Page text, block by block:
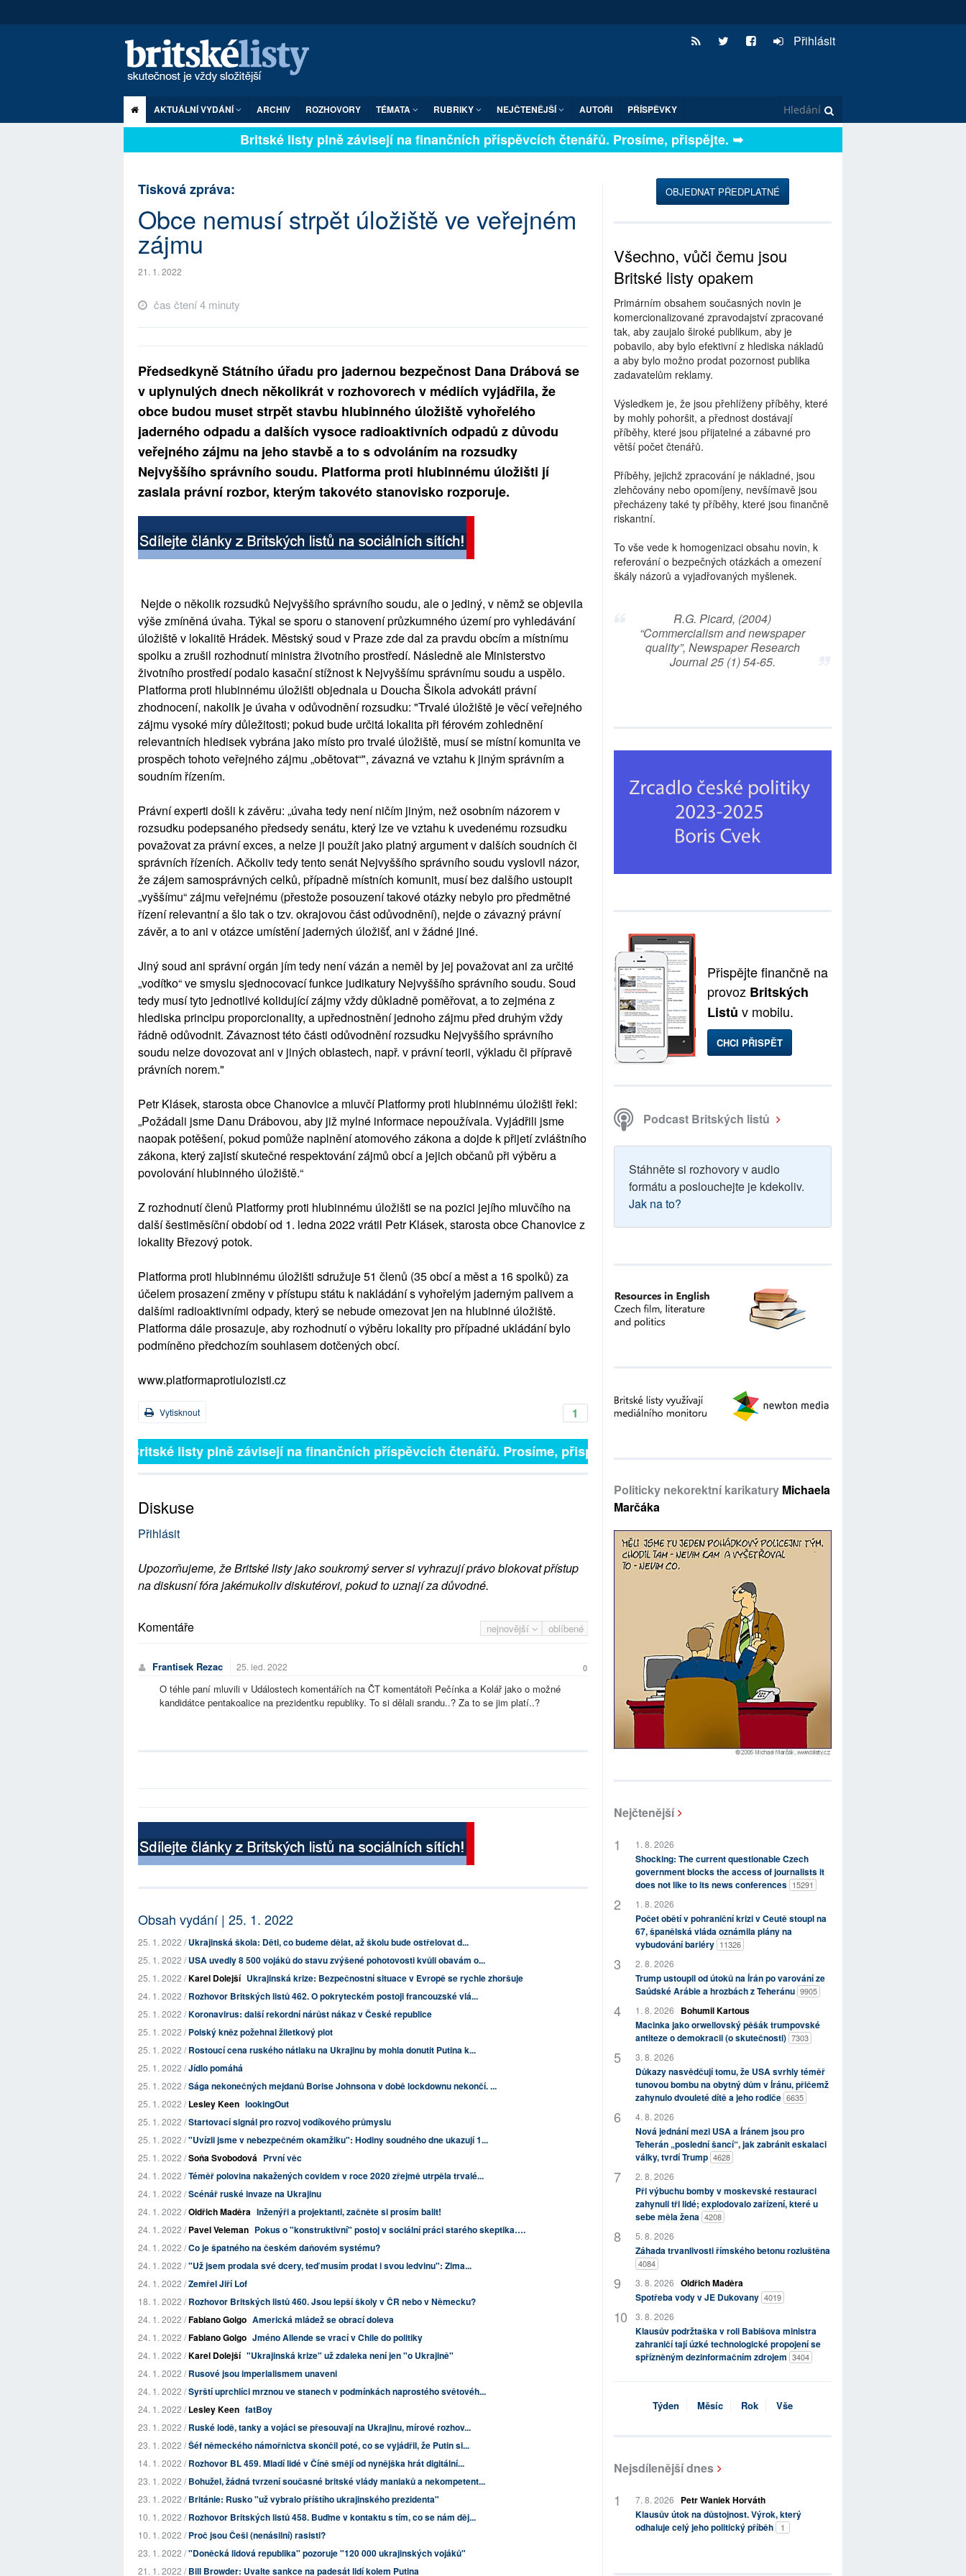
Přihlásit
AKTUÁLNÍ VYDÁNÍ ARCHIV ROZHOVORY TÉMATA RUBRIKY NEJČTENĚJŠÍ AUTOŘI PŘÍSPĚVKY
Britské listy plně závisejí na finančních příspěvcích čtenářů. Prosíme, přispějte. ➥
Tisková zpráva:
Obce nemusí strpět úložiště ve veřejném
zájmu
21. 1. 2022
čas čtení 4 minuty
Předsedkyně Státního úřadu pro jadernou bezpečnost Dana Drábová se
v uplynulých dnech několikrát v rozhovorech v médiích vyjádřila, že
obce budou muset strpět stavbu hlubinného úložiště vyhořelého
jaderného odpadu a dalších vysoce radioaktivních odpadů z důvodu
veřejného zájmu na jeho stavbě a to s odvoláním na rozsudky
Nejvyššího správního soudu. Platforma proti hlubinnému úložišti jí
zaslala právní rozbor, kterým takovéto stanovisko rozporuje.
Nejde o několik rozsudků Nejvyššího správního soudu, ale o jediný, v němž se objevila
výše zmíněná úvaha. Týkal se sporu o stanovení průzkumného území pro vyhledávání
úložiště v lokalitě Hrádek. Městský soud v Praze zde dal za pravdu obcím a místnímu
spolku a zrušil rozhodnutí ministra životního prostředí. Následně ale Ministerstvo
životního prostředí podalo kasační stížnost k Nejvyššímu správnímu soudu a uspělo.
Platforma proti hlubinnému úložišti objednala u Doucha Šikola advokáti právní
zhodnocení, nakolik je úvaha v odůvodnění rozsudku: "Trvalé úložiště je věcí veřejného
zájmu vysoké míry důležitosti; pokud bude určitá lokalita při férovém zohlednění
relevantních hledisek vybrána jako místo pro trvalé úložiště, musí se místní komunita ve
prospěch tohoto veřejného zájmu „obětovat“", závazná ve vztahu k jiným správním a
soudním řízením.
Právní experti došli k závěru: „úvaha tedy není ničím jiným, než osobním názorem v
rozsudku podepsaného předsedy senátu, který lze ve vztahu k uvedenému rozsudku
považovat za právní exces, a nelze ji použít jako platný argument v dalších soudních či
správních řízeních. Ačkoliv tedy tento senát Nejvyššího správního soudu vyslovil názor,
že zájem samosprávných celků, případně místních komunit, musí bez dalšího ustoupit
„vyššímu“ zájmu veřejnému (přestože posouzení takové otázky nebylo pro předmětné
řízení relevantní a šlo tak o tzv. okrajovou část odůvodnění), nejde o závazný právní
závěr, a to ani v otázce umístění jaderných úložišť, ani v žádné jiné.
Jiný soud ani správní orgán jím tedy není vázán a neměl by jej považovat ani za určité
„vodítko“ ve smyslu sjednocovací funkce judikatury Nejvyššího správního soudu. Soud
tedy musí tyto jednotlivé kolidující zájmy vždy důkladně poměřovat, a to zejména z
hlediska principu proporcionality, a upřednostnění jednoho zájmu před druhým vždy
řádně odůvodnit. Závaznost této části odůvodnění rozsudku Nejvyššího správního
soudu nelze dovozovat ani v jiných oblastech, např. v právní teorii, výkladu či přípravě
právních norem."
Petr Klásek, starosta obce Chanovice a mluvčí Platformy proti hlubinnému úložišti řekl:
„Požádali jsme Danu Drábovou, aby již mylné informace nepoužívala. Vyjádřili jsme
naopak potěšení, pokud pomůže naplnění atomového zákona a dojde k přijetí zvláštního
zákona, který zajistí skutečné respektování zájmů obcí a jejich občanů při výběru a
povolování hlubinného úložiště.“
Z rozhodnutí členů Platformy proti hlubinnému úložišti se na pozici jejího mluvčího na
další šestiměsíční období od 1. ledna 2022 vrátil Petr Klásek, starosta obce Chanovice z
lokality Březový potok.
Platforma proti hlubinnému úložišti sdružuje 51 členů (35 obcí a měst a 16 spolků) za
účelem prosazení změny v přístupu státu k nakládání s vyhořelým jaderným palivem a
dalšími radioaktivními odpady, který se nebude omezovat jen na hlubinné úložiště.
Platforma dále prosazuje, aby rozhodnutí o výběru lokality pro případné ukládání bylo
podmíněno předchozím souhlasem dotčených obcí.
www.platformaprotiulozisti.cz
1
Vytisknout
Britské listy plně závisejí na finančních příspěvcích čtenářů. Prosíme, přispějte. ➥
Diskuse
Přihlásit
Upozorňujeme, že Britské listy jako soukromý server si vyhrazují právo blokovat přístup
na diskusní fóra jakémukoliv diskutérovi, pokud to uznají za důvodné.
nejnovější oblíbené
Komentáře
Frantisek Rezac 25. led. 2022 0
O téhle paní mluvili v Událostech komentářích na ČT komentátoři Pečínka a Kolář jako o možné
kandidátce pentakoalice na prezidentku republiky. To si dělali srandu..? Za to se jim platí..?
Obsah vydání | 25. 1. 2022
25. 1. 2022 /Ukrajinská škola: Děti, co budeme dělat, až školu bude ostřelovat d...
25. 1. 2022 /USA uvedly 8 500 vojáků do stavu zvýšené pohotovosti kvůli obavám o...
25. 1. 2022 /Karel Dolejší Ukrajinská krize: Bezpečnostní situace v Evropě se rychle zhoršuje
24. 1. 2022 /Rozhovor Britských listů 462. O pokryteckém postoji francouzské vlá...
25. 1. 2022 /Koronavirus: další rekordní nárůst nákaz v České republice
25. 1. 2022 /Polský kněz požehnal žiletkový plot
25. 1. 2022 /Rostoucí cena ruského nátlaku na Ukrajinu by mohla donutit Putina k...
25. 1. 2022 /Jídlo pomáhá
25. 1. 2022 /Sága nekonečných mejdanů Borise Johnsona v době lockdownu nekončí. ...
25. 1. 2022 /Lesley Keen lookingOut
25. 1. 2022 /Startovací signál pro rozvoj vodíkového průmyslu
25. 1. 2022 /"Uvízli jsme v nebezpečném okamžiku": Hodiny soudného dne ukazují 1...
25. 1. 2022 /Soňa Svobodová První věc
24. 1. 2022 /Téměř polovina nakažených covidem v roce 2020 zřejmě utrpěla trvalé...
24. 1. 2022 /Scénář ruské invaze na Ukrajinu
24. 1. 2022 /Oldřich Maděra Inženýři a projektanti, začněte si prosím balit!
24. 1. 2022 /Pavel Veleman Pokus o "konstruktivní" postoj v sociální práci starého skeptika….
24. 1. 2022 /Co je špatného na českém daňovém systému?
24. 1. 2022 /"Už jsem prodala své dcery, teď musím prodat i svou ledvinu": Zima...
24. 1. 2022 /Zemřel Jiří Lof
18. 1. 2022 /Rozhovor Britských listů 460. Jsou lepší školy v ČR nebo v Německu?
24. 1. 2022 /Fabiano Golgo Americká mládež se obrací doleva
24. 1. 2022 /Fabiano Golgo Jméno Allende se vrací v Chile do politiky
24. 1. 2022 /Karel Dolejší "Ukrajinská krize" už zdaleka není jen "o Ukrajině"
24. 1. 2022 /Rusové jsou imperialismem unaveni
24. 1. 2022 /Syrští uprchlíci mrznou ve stanech v podmínkách naprostého světovéh...
24. 1. 2022 /Lesley Keen fatBoy
23. 1. 2022 /Ruské lodě, tanky a vojáci se přesouvají na Ukrajinu, mírové rozhov...
23. 1. 2022 /Šéf německého námořnictva skončil poté, co se vyjádřil, že Putin si...
14. 1. 2022 /Rozhovor BL 459. Mladí lidé v Číně smějí od nynějška hrát digitální...
23. 1. 2022 /Bohužel, žádná tvrzení současné britské vlády maniaků a nekompetent...
23. 1. 2022 /Británie: Rusko "už vybralo příštího ukrajinského prezidenta"
10. 1. 2022 /Rozhovor Britských listů 458. Buďme v kontaktu s tím, co se nám děj...
10. 1. 2022 /Proč jsou Češi (nenásilní) rasisti?
23. 1. 2022 /"Doněcká lidová republika" pozoruje "120 000 ukrajinských vojáků"
21. 1. 2022 /Bill Browder: Uvalte sankce na padesát lidí kolem Putina
OBJEDNAT PŘEDPLATNÉ
Všechno, vůči čemu jsou
Britské listy opakem
Primárním obsahem současných novin je
komercionalizované zpravodajství zpracované
tak, aby zaujalo široké publikum, aby je
pobavilo, aby bylo efektivní z hlediska nákladů
a aby bylo možno prodat pozornost publika
zadavatelům reklamy.
Výsledkem je, že jsou přehlíženy příběhy, které
by mohly pohoršit, a přednost dostávají
příběhy, které jsou přijatelné a zábavné pro
větší počet čtenářů.
Příběhy, jejichž zpracování je nákladné, jsou
zlehčovány nebo opomíjeny, nevšímavě jsou
přecházeny také ty příběhy, které jsou finančně
riskantní.
To vše vede k homogenizaci obsahu novin, k
referování o bezpečných otázkách a omezení
škály názorů a vyjadřovaných myšlenek.
R.G. Picard, (2004)
“Commercialism and newspaper
quality”, Newspaper Research
Journal 25 (1) 54-65.
Přispějte finančně na
provoz Britských
Listů v mobilu.
CHCI PŘISPĚT
Podcast Britských listů
Stáhněte si rozhovory v audio
formátu a poslouchejte je kdekoliv.
Jak na to?
Politicky nekorektní karikatury Michaela
Marčáka
Nejčtenější
1. 8. 2026
Shocking: The current questionable Czech
government blocks the access of journalists it
does not like to its news conferences 15291
1. 8. 2026
Počet obětí v pohraniční krizi v Ceutě stoupl na
67, španělská vláda oznámila plány na
vybudování bariéry 11326
2. 8. 2026
Trump ustoupil od útoků na Írán po varování ze
Saúdské Arábie a hrozbách z Teheránu 9905
1. 8. 2026
Bohumil Kartous
Macinka jako orwellovský pěšák trumpovské
antiteze o demokracii (o skutečnosti) 7303
3. 8. 2026
Důkazy nasvědčují tomu, že USA svrhly téměř
tunovou bombu na obytný dům v Íránu, přičemž
zahynulo dvouleté dítě a jeho rodiče 6635
4. 8. 2026
Nová jednání mezi USA a Íránem jsou pro
Teherán „poslední šancí“, jak zabránit eskalaci
války, tvrdí Trump 4628
2. 8. 2026
Při výbuchu bomby v moskevské restauraci
zahynuli tři lidé; explodovalo zařízení, které u
sebe měla žena 4208
5. 8. 2026
Záhada trvanlivosti římského betonu rozluštěna
4084
3. 8. 2026 Oldřich Maděra
Spotřeba vody v JE Dukovany 4019
3. 8. 2026
Klausův podržtaška v roli Babišova ministra
zahraničí tají úzké technologické propojení se
spřízněným dezinformačním zdrojem 3404
Týden Měsíc Rok Vše
Nejsdílenější dnes
7. 8. 2026
Petr Waniek Horváth
Klausův útok na důstojnost. Výrok, který
odhaluje celý jeho politický příběh
1